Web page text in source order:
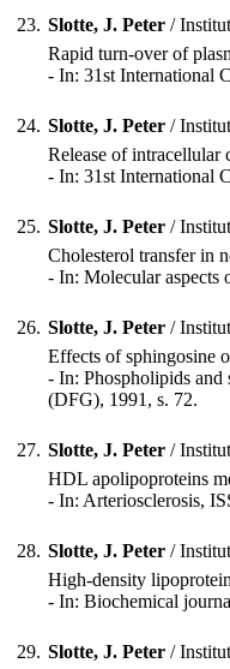
23. Slotte, J. Peter /
Rapid turn-over of
- In: 31st International
24. Slotte, J. Peter /
Release of
- In: 31st International
25. Slotte, J. Peter /
Cholesterol transfer in
- In: Molecular aspects
26. Slotte, J. Peter /
Effects of sphingosine
- In: Phospholipids and
(DFG), 1991, s. 72.
27. Slotte, J. Peter /
HDL apolipoproteins
- In: Arteriosclerosis,
28. Slotte, J. Peter /
High-density
- In: Biochemical
29. Slotte, J. Peter /